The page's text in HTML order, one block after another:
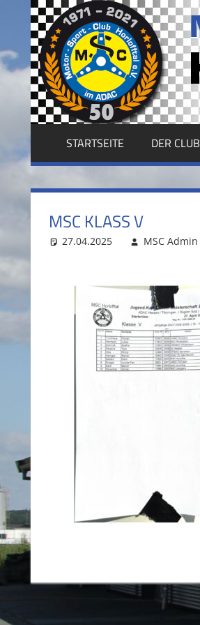
springen MSC
HORLOFFTAL
E.V.
STARTSEITE DER CLUB
MSC KLASS V
27.04.2025 MSC Admin